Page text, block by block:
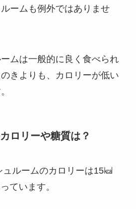
ームも例外ではありませ
ムは一般的に良く食べられ
きよりも、カロリーが低い
ロリーや糖質は？
ルームのカロリーは15㎉
ています。